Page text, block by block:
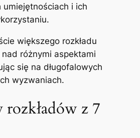
umiejętnościach i ich
większego rozkładu
różnymi aspektami
się na długofalowych
wyzwaniach.
rozkładów z 7